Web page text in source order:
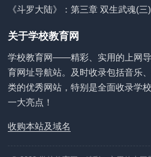
《斗罗大陆》：第三章 双生武魂(三)
关于学校教育网
学校教育网——精彩、实用的上网
育网址导航站。及时收录包括音乐
类的优秀网站，特别是全面收录学
一大亮点！
收购本站及域名